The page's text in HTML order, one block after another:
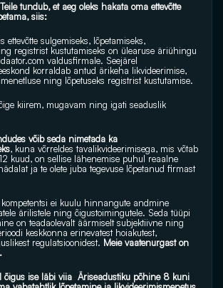
tundub, et aeg oleks hakata oma ettevõtte
siis:
ettevõtte sulgemiseks, lõpetamiseks,
registrist kustutamiseks on ülearuse äriühingu
korraldab antud ärikeha likvideerimise,
ning lõpetuseks registrist kustutamise.
kiirem, mugavam ning igati seaduslik
võib seda nimetada ka
, kuna võrreldes tavalikvideerimisega, mis võtab
kuud, on sellise lähenemise puhul reaalne
ja te olete juba tegevuse lõpetanud firmast
ei kuulu hinnangute andmine
ärilistele ning õigustoimingutele. Seda tüüpi
on teadaolevalt äärmiselt subjektiivne ning
keskkonna erinevatest hoiakutest,
regulatsioonidest. Meie vaatenurgast on
õigus ise läbi viia  Äriseadustiku põhine 8 kuni